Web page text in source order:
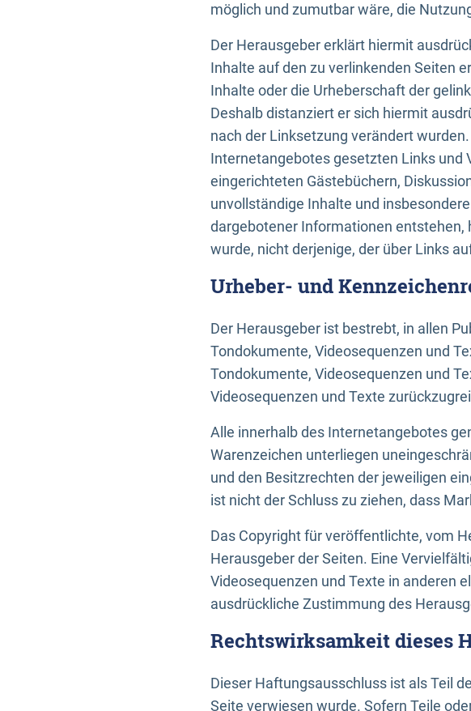
möglich und zumutbar wäre, die
Der Herausgeber erklärt hiermit
Inhalte auf den zu verlinkenden Seiten
Inhalte oder die Urheberschaft der
Deshalb distanziert er sich hiermit
nach der Linksetzung verändert
Internetangebotes gesetzten Links und
eingerichteten Gästebüchern,
unvollständige Inhalte und
dargebotener Informationen entstehen,
wurde, nicht derjenige, der über Links
Urheber- und
Der Herausgeber ist bestrebt, in allen
Tondokumente, Videosequenzen und
Tondokumente, Videosequenzen und
Videosequenzen und Texte
Alle innerhalb des Internetangebotes
Warenzeichen unterliegen
und den Besitzrechten der jeweiligen
ist nicht der Schluss zu ziehen, dass
Das Copyright für veröffentlichte, vom
Herausgeber der Seiten. Eine
Videosequenzen und Texte in anderen
ausdrückliche Zustimmung des
Rechtswirksamkeit dieses
Dieser Haftungsausschluss ist als Teil
Seite verwiesen wurde. Sofern Teile